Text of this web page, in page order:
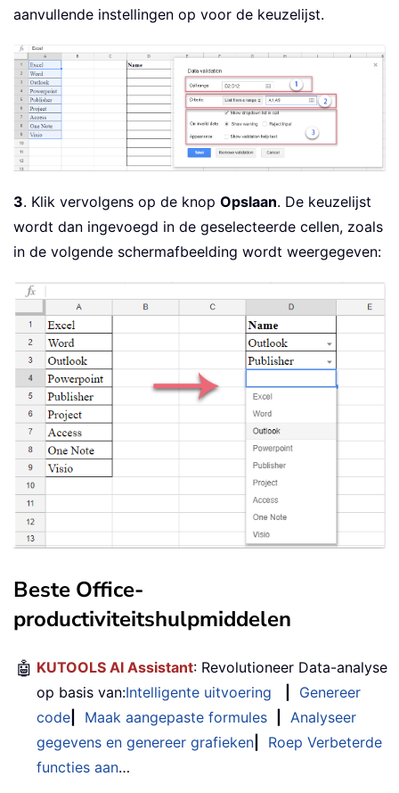
aanvullende instellingen op voor de keuzelijst.
3. Klik vervolgens op de knop Opslaan. De keuzelijst
wordt dan ingevoegd in de geselecteerde cellen, zoals
in de volgende schermafbeelding wordt weergegeven:
Beste Office-
productiviteitshulpmiddelen
🤖 KUTOOLS AI Assistant: Revolutioneer Data-analyse
op basis van:Intelligente uitvoering
Genereer
code
Maak aangepaste formules
Analyseer
gegevens en genereer grafieken
Roep Verbeterde
functies aan…